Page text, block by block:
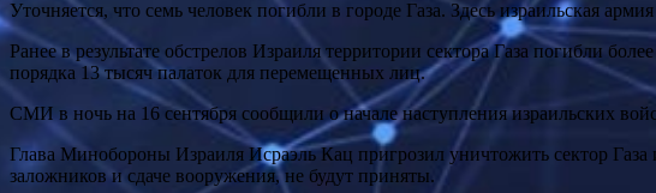
Уточняется, что семь человек погибли в городе Газа. Здесь израильская
Ранее в результате обстрелов Израиля территории сектора Газа погибли
порядка 13 тысяч палаток для перемещенных лиц.
СМИ в ночь на 16 сентября сообщили о начале наступления израильских
Глава Минобороны Израиля Исраэль Кац пригрозил уничтожить сектор
заложников и сдаче вооружения, не будут приняты.